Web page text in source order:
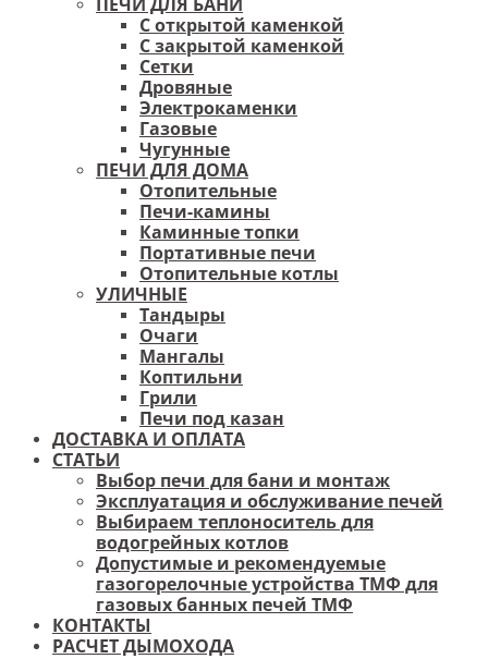
С открытой каменкой
С закрытой каменкой
Сетки
Дровяные
Электрокаменки
Газовые
Чугунные
ПЕЧИ ДЛЯ ДОМА
Отопительные
Печи-камины
Каминные топки
Портативные печи
Отопительные котлы
УЛИЧНЫЕ
Тандыры
Очаги
Мангалы
Коптильни
Грили
Печи под казан
ДОСТАВКА И ОПЛАТА
СТАТЬИ
Выбор печи для бани и монтаж
Эксплуатация и обслуживание печей
Выбираем теплоноситель для
водогрейных котлов
Допустимые и рекомендуемые
газогорелочные устройства ТМФ для
газовых банных печей ТМФ
КОНТАКТЫ
РАСЧЕТ ДЫМОХОДА